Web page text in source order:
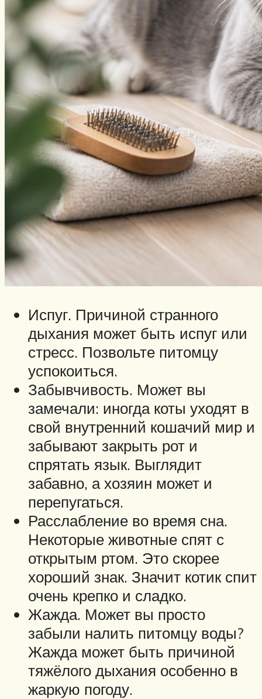
Испуг. Причиной странного
дыхания может быть испуг или
стресс. Позвольте питомцу
успокоиться.
Забывчивость. Может вы
замечали: иногда коты уходят в
свой внутренний кошачий мир и
забывают закрыть рот и
спрятать язык. Выглядит
забавно, а хозяин может и
перепугаться.
Расслабление во время сна.
Некоторые животные спят с
открытым ртом. Это скорее
хороший знак. Значит котик спит
очень крепко и сладко.
Жажда. Может вы просто
забыли налить питомцу воды?
Жажда может быть причиной
тяжёлого дыхания особенно в
жаркую погоду.